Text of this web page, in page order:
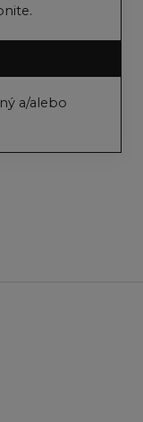
a/alebo